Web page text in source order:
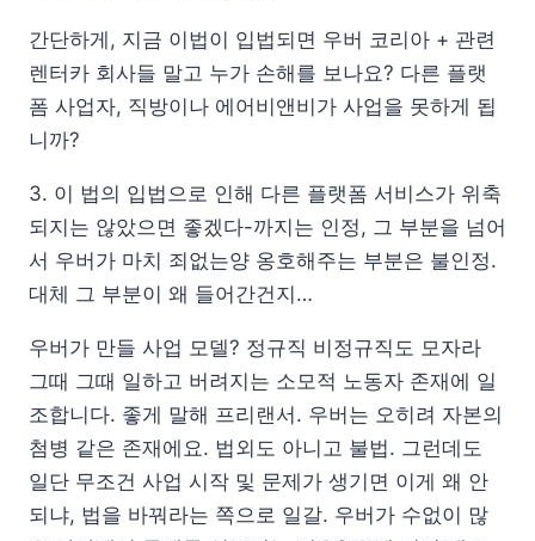
간단하게, 지금 이법이 입법되면 우버 코리아 + 관련
렌터카 회사들 말고 누가 손해를 보나요? 다른 플랫
폼 사업자, 직방이나 에어비앤비가 사업을 못하게 됩
니까?
3. 이 법의 입법으로 인해 다른 플랫폼 서비스가 위축
되지는 않았으면 좋겠다-까지는 인정, 그 부분을 넘어
서 우버가 마치 죄없는양 옹호해주는 부분은 불인정.
대체 그 부분이 왜 들어간건지…
우버가 만들 사업 모델? 정규직 비정규직도 모자라
그때 그때 일하고 버려지는 소모적 노동자 존재에 일
조합니다. 좋게 말해 프리랜서. 우버는 오히려 자본의
첨병 같은 존재에요. 법외도 아니고 불법. 그런데도
일단 무조건 사업 시작 및 문제가 생기면 이게 왜 안
되냐, 법을 바꿔라는 쪽으로 일갈. 우버가 수없이 많